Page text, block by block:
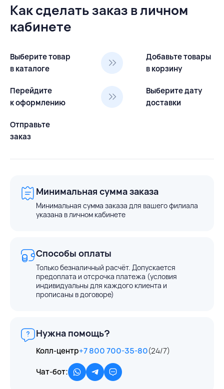
Как сделать заказ в личном
кабинете
Выберите товар
в каталоге
Добавьте товары
в корзину
Перейдите
к оформлению
Выберите дату
доставки
Отправьте
заказ
Минимальная сумма заказа
Минимальная сумма заказа для вашего филиала
указана в личном кабинете
Способы оплаты
Только безналичный расчёт. Допускается
предоплата и отсрочка платежа (условия
индивидуальны для каждого клиента и
прописаны в договоре)
Нужна помощь?
Колл-центр+7 800 700-35-80(24/7)
Чат-бот: